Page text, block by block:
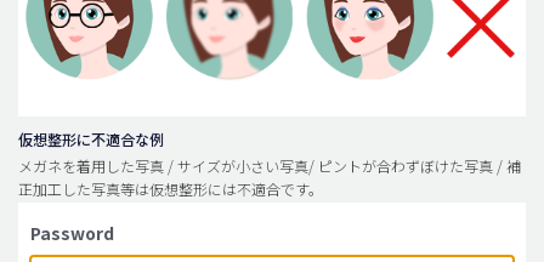
仮想整形に不適合な例
メガネを着用した写真 / サイズが小さい写真/ ピントが合わずぼけた写真 / 補
正加工した写真等は仮想整形には不適合です。
Password